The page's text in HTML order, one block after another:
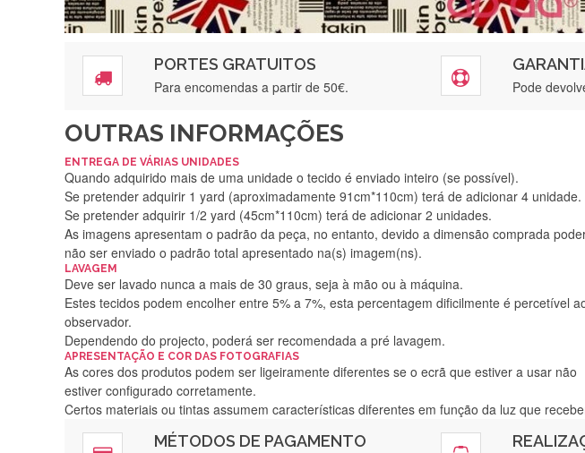
PORTES GRATUITOS
Para encomendas a partir de 50€. Pode
OUTRAS INFORMAÇÕES
ENTREGA DE VÁRIAS UNIDADES
Quando adquirido mais de uma unidade o tecido é enviado inteiro (se possível).
Se pretender adquirir 1 yard (aproximadamente 91cm*110cm) terá de adicionar 4 unidade.
Se pretender adquirir 1/2 yard (45cm*110cm) terá de adicionar 2 unidades.
As imagens apresentam o padrão da peça, no entanto, devido a dimensão comprada
não ser enviado o padrão total apresentado na(s) imagem(ns).
LAVAGEM
Deve ser lavado nunca a mais de 30 graus, seja à mão ou à máquina.
Estes tecidos podem encolher entre 5% a 7%, esta percentagem dificilmente é percetível
observador.
Dependendo do projecto, poderá ser recomendada a pré lavagem.
APRESENTAÇÃO E COR DAS FOTOGRAFIAS
As cores dos produtos podem ser ligeiramente diferentes se o ecrã que estiver a usar não
estiver configurado corretamente.
Certos materiais ou tintas assumem características diferentes em função da luz que
MÉTODOS DE PAGAMENTO
Encomenda direitinha.
Gostei ,Serviço
Rápido, atendimento 5*. Hoje chegará a